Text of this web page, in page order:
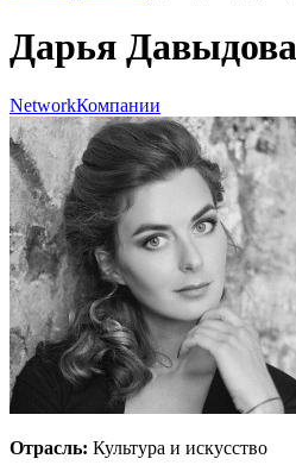
Дарья Давыдова
NetworkКомпании
Отрасль: Культура и искусство